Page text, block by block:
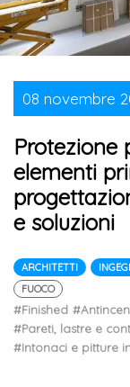
08 novembre
Protezione
elementi
e soluzioni
ARCHITETTI
FUOCO
#Finished
#Pareti, lastre e
#Intonaci e pitture